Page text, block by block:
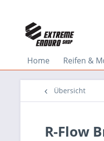
Home Reifen &
Übersicht
R-Flow